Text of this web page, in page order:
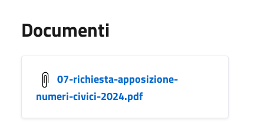
Documenti
07-richiesta-apposizione-
numeri-civici-2024.pdf